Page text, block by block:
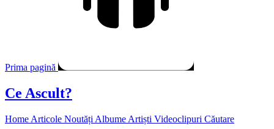
Prima pagină
Ce Ascult?
Home Articole Noutăți Albume Artiști Videoclipuri Căutare